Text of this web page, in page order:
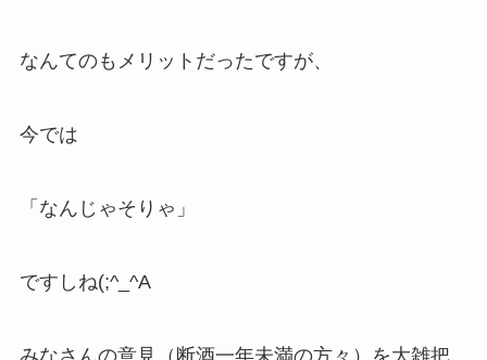
なんてのもメリットだったですが、
今では
「なんじゃそりゃ」
ですしね(;^_^A
みなさんの意見（断酒一年未満の方々）を大雑把